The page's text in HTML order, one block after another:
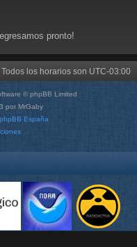
pronto!
Todos los horarios son UTC-03:00
© phpBB Limited
por MrGaby
phpBB España